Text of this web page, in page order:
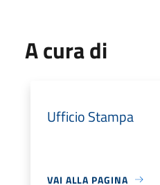
A cura di
Ufficio Stampa
VAI ALLA PAGINA